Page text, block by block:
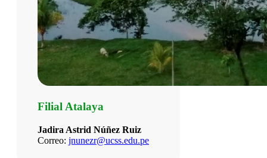
Filial Atalaya
Jadira Astrid Núñez Ruiz
Correo: jnunezr@ucss.edu.pe